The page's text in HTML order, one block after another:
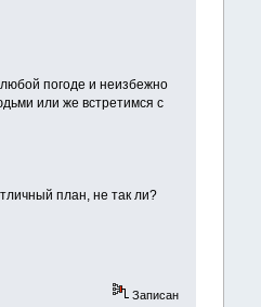
погоде и неизбежно
или же встретимся с
план, не так ли?
Записан